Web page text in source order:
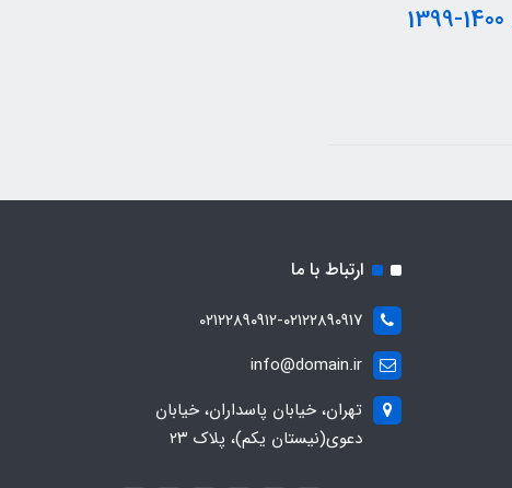
ارتباط با ما
۰۲۱۲۲۸۹۰۹۱۲-۰۲۱۲۲۸۹۰۹۱۷
info@domain.ir
تهران، خیابان پاسداران، خیابان
دعوی(نیستان یکم)، پلاک ۲۳